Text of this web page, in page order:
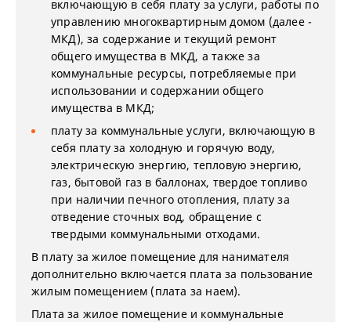
включающую в себя плату за услуги, работы по
управлению многоквартирным домом (далее -
МКД), за содержание и текущий ремонт
общего имущества в МКД, а также за
коммунальные ресурсы, потребляемые при
использовании и содержании общего
имущества в МКД;
плату за коммунальные услуги, включающую в
себя плату за холодную и горячую воду,
электрическую энергию, тепловую энергию,
газ, бытовой газ в баллонах, твердое топливо
при наличии печного отопления, плату за
отведение сточных вод, обращение с
твердыми коммунальными отходами.
В плату за жилое помещение для нанимателя
дополнительно включается плата за пользование
жилым помещением (плата за наем).
Плата за жилое помещение и коммунальные